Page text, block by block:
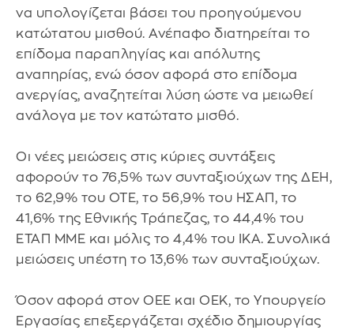
να υπολογίζεται βάσει του προηγούμενου
κατώτατου μισθού. Ανέπαφο διατηρείται το
επίδομα παραπληγίας και απόλυτης
αναπηρίας, ενώ όσον αφορά στο επίδομα
ανεργίας, αναζητείται λύση ώστε να μειωθεί
ανάλογα με τον κατώτατο μισθό.
Οι νέες μειώσεις στις κύριες συντάξεις
αφορούν το 76,5% των συνταξιούχων της ΔΕΗ,
το 62,9% του ΟΤΕ, το 56,9% του ΗΣΑΠ, το
41,6% της Εθνικής Τράπεζας, το 44,4% του
ΕΤΑΠ ΜΜΕ και μόλις το 4,4% του ΙΚΑ. Συνολικά
μειώσεις υπέστη το 13,6% των συνταξιούχων.
Όσον αφορά στον ΟΕΕ και ΟΕΚ, το Υπουργείο
Εργασίας επεξεργάζεται σχέδιο δημιουργίας